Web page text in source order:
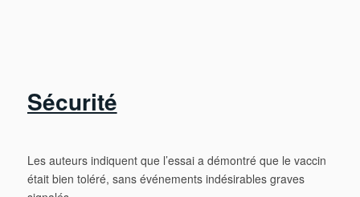
Sécurité
Les auteurs indiquent que l’essai a démontré que le vaccin
était bien toléré, sans événements indésirables graves